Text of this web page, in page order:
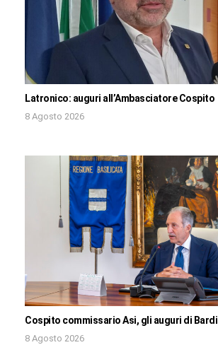
Latronico: auguri all’Ambasciatore Cospito
8 Agosto 2026
Cospito commissario Asi, gli auguri di Bardi
8 Agosto 2026